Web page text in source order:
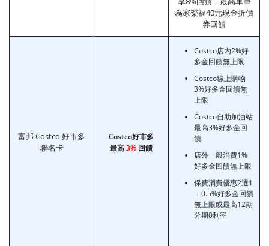
為家樂福40元現金折價
券回饋
富邦 Costco 好市多
聯名卡
Costco好市多
最高3% 回饋
Costco店內2%好
多金回饋無上限
Costco線上購物
3%好多金回饋無
上限
Costco自助加油站
最高3%好多金回
饋
店外一般消費1%
好多金回饋無上限
保費消費優惠2選1
：0.5%好多金回饋
無上限或最高12期
分期0利率